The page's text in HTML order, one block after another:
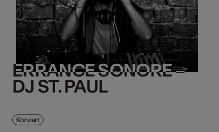
ERRANCE SONORE –
DJ ST. PAUL
ERRANCE SONORE –
DJ ST. PAUL
Konzert